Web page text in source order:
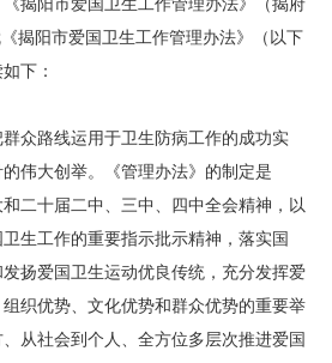
揭阳市爱国卫生工作管理办法》（以下
下：
路线运用于卫生防病工作的成功实
伟大创举。《管理办法》的制定是
十届二中、三中、四中全会精神，以
生工作的重要指示批示精神，落实国
扬爱国卫生运动优良传统，充分发挥爱
织优势、文化优势和群众优势的重要举
从社会到个人、全方位多层次推进爱国